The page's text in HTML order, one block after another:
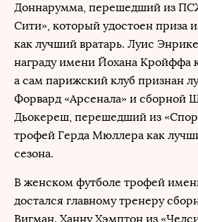
Доннарумма, перешедший из
Сити», который удостоен приза
как лучший вратарь. Луис
награду имени Йохана Кройффа
а сам парижский клуб признан
Форвард «Арсенала» и сборной
Дьокереш, перешедший из
трофей Герда Мюллера как
сезона.
В женском футболе трофей
достался главному тренеру
Вигман. Ханну Хэмптон из